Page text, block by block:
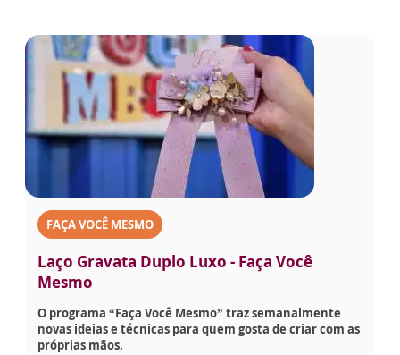
FAÇA VOCÊ MESMO
Laço Gravata Duplo Luxo - Faça Você
Mesmo
O programa “Faça Você Mesmo” traz semanalmente
novas ideias e técnicas para quem gosta de criar com as
próprias mãos.